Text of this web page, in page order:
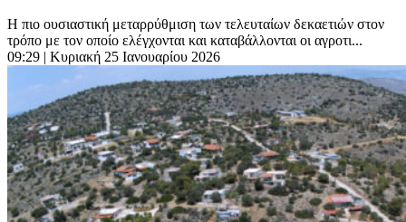
Η πιο ουσιαστική μεταρρύθμιση των τελευταίων δεκαετιών στον
τρόπο με τον οποίο ελέγχονται και καταβάλλονται οι αγροτι...
09:29 | Κυριακή 25 Ιανουαρίου 2026